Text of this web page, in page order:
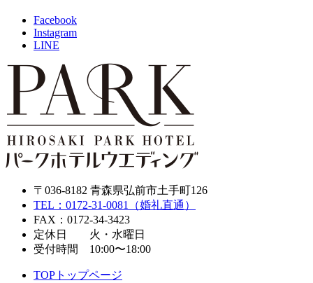
Facebook
Instagram
LINE
〒036-8182 青森県弘前市土手町126
TEL：0172-31-0081（婚礼直通）
FAX：0172-34-3423
定休日 火・水曜日
受付時間 10:00〜18:00
TOP トップページ